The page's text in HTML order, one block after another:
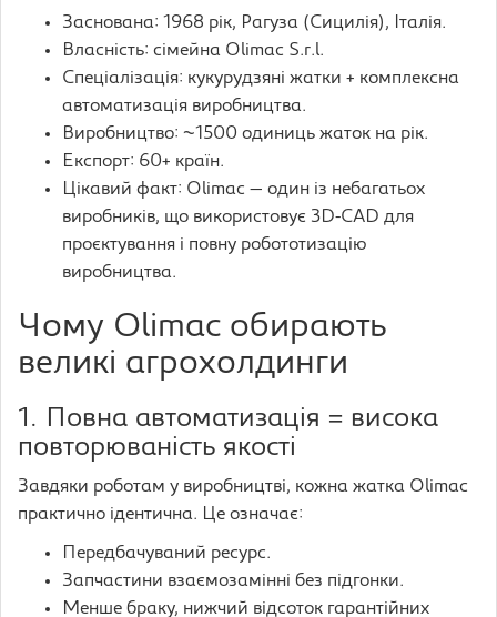
Заснована: 1968 рік, Рагуза (Сицилія), Італія.
Власність: сімейна Olimac S.r.l.
Спеціалізація: кукурудзяні жатки + комплексна
автоматизація виробництва.
Виробництво: ~1500 одиниць жаток на рік.
Експорт: 60+ країн.
Цікавий факт: Olimac — один із небагатьох
виробників, що використовує 3D-CAD для
проєктування і повну робототизацію
виробництва.
Чому Olimac обирають
великі агрохолдинги
1. Повна автоматизація = висока
повторюваність якості
Завдяки роботам у виробництві, кожна жатка Olimac
практично ідентична. Це означає:
Передбачуваний ресурс.
Запчастини взаємозамінні без підгонки.
Менше браку, нижчий відсоток гарантійних